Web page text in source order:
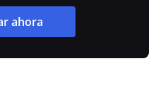
ahora